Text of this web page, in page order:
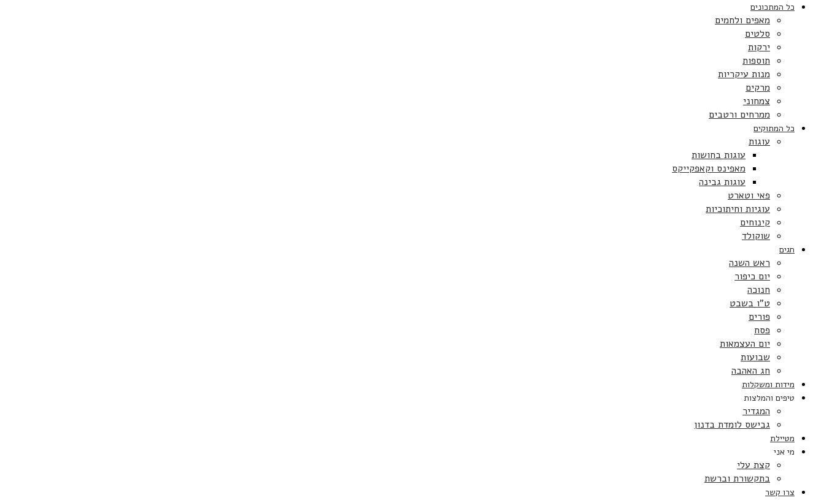
כל המתכונים
מאפים ולחמים
סלטים
ירקות
תוספות
מנות עיקריות
מרקים
צמחוני
ממרחים ורטבים
כל המתוקים
עוגות
עוגות בחושות
מאפינס וקאפקייקס
עוגות גבינה
פאי וטארט
עוגיות וחיתוכיות
קינוחים
שוקולד
חגים
ראש השנה
יום כיפור
חנוכה
ט”ו בשבט
פורים
פסח
יום העצמאות
שבועות
חג האהבה
מידות ומשקלות
טיפים והמלצות
המגדיר
גבישס לומדת בדנון
מטיילת
מי אני
קצת עלי
בתקשורת וברשת
צרו קשר